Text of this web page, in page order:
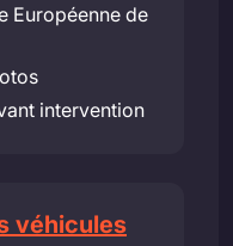
Européenne de
intervention
véhicules